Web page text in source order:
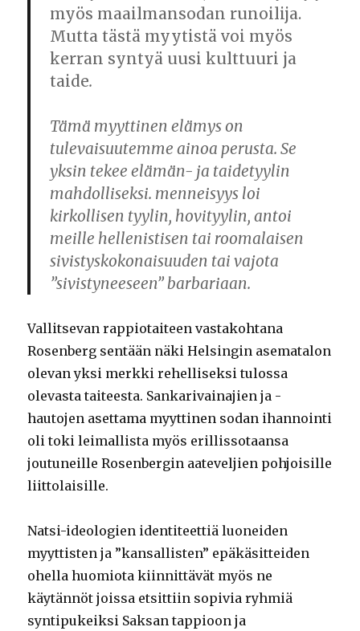
myös maailmansodan runoilija.
Mutta tästä myytistä voi myös
kerran syntyä uusi kulttuuri ja
taide.
Tämä myyttinen elämys on
tulevaisuutemme ainoa perusta. Se
yksin tekee elämän- ja taidetyylin
mahdolliseksi. menneisyys loi
kirkollisen tyylin, hovityylin, antoi
meille hellenistisen tai roomalaisen
sivistyskokonaisuuden tai vajota
”sivistyneeseen” barbariaan.
Vallitsevan rappiotaiteen vastakohtana
Rosenberg sentään näki Helsingin asematalon
olevan yksi merkki rehelliseksi tulossa
olevasta taiteesta. Sankarivainajien ja -
hautojen asettama myyttinen sodan ihannointi
oli toki leimallista myös erillissotaansa
joutuneille Rosenbergin aateveljien pohjoisille
liittolaisille.
Natsi-ideologien identiteettiä luoneiden
myyttisten ja ”kansallisten” epäkäsitteiden
ohella huomiota kiinnittävät myös ne
käytännöt joissa etsittiin sopivia ryhmiä
syntipukeiksi Saksan tappioon ja